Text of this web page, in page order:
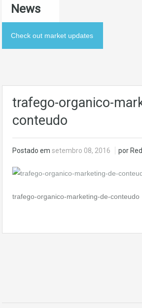
News
Check out market updates
trafego-organico-
conteudo
Postado em setembro 08, 2016 por
trafego-organico-marketing-de-conteudo